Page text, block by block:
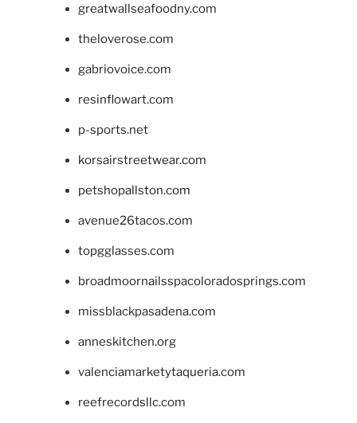
greatwallseafoodny.com
theloverose.com
gabriovoice.com
resinflowart.com
p-sports.net
korsairstreetwear.com
petshopallston.com
avenue26tacos.com
topgglasses.com
broadmoornailsspacoloradosprings.com
missblackpasadena.com
anneskitchen.org
valenciamarketytaqueria.com
reefrecordsllc.com